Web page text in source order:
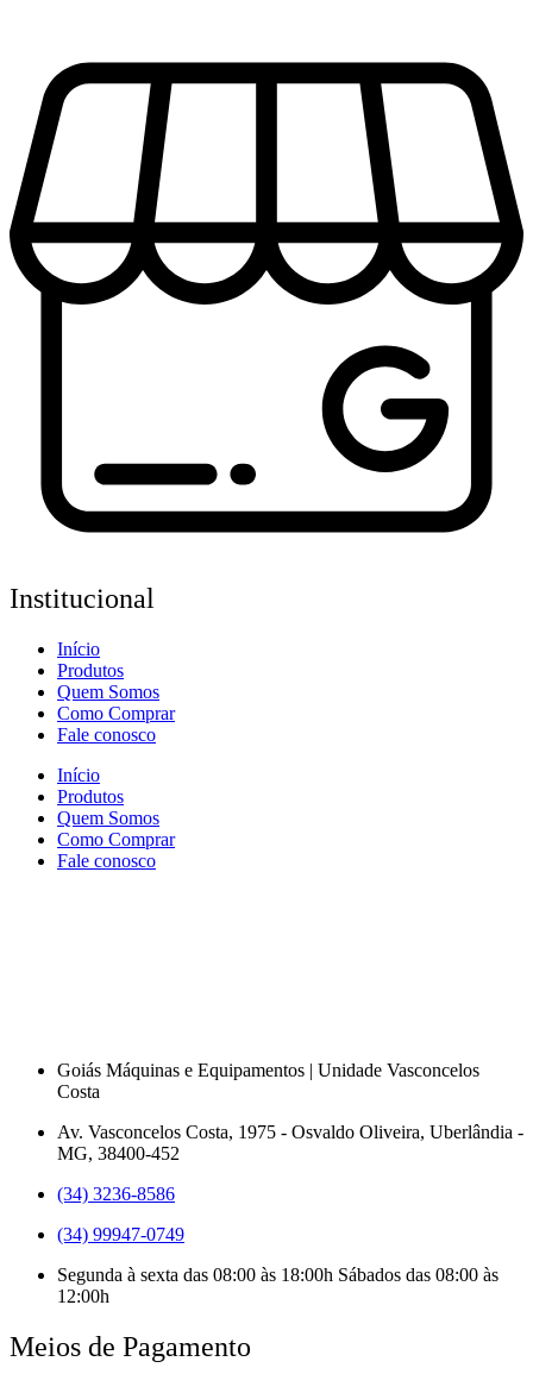
Institucional
Início
Produtos
Quem Somos
Como Comprar
Fale conosco
Início
Produtos
Quem Somos
Como Comprar
Fale conosco
Goiás Máquinas e Equipamentos | Unidade Vasconcelos
Costa
Av. Vasconcelos Costa, 1975 - Osvaldo Oliveira, Uberlândia -
MG, 38400-452
(34) 3236-8586
(34) 99947-0749
Segunda à sexta das 08:00 às 18:00h Sábados das 08:00 às
12:00h
Meios de Pagamento